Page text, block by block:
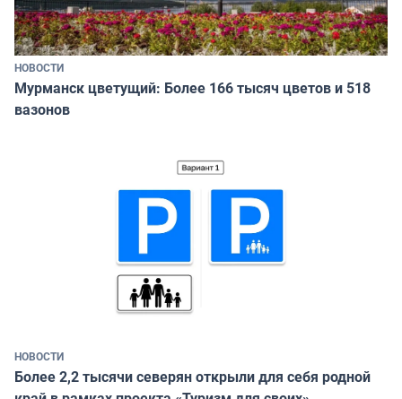
НОВОСТИ
Мурманск цветущий: Более 166 тысяч цветов и 518
вазонов
НОВОСТИ
Более 2,2 тысячи северян открыли для себя родной